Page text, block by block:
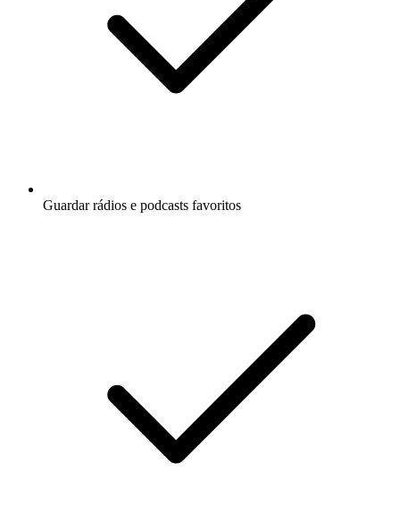
Guardar rádios e podcasts favoritos